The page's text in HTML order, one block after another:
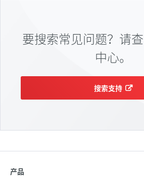
要搜索常见问题？请
中心。
搜索支持
产品